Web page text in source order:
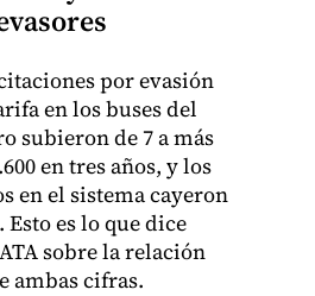
por evasión
en los buses del
subieron de 7 a más
en tres años, y los
en el sistema cayeron
Esto es lo que dice
sobre la relación
ambas cifras.